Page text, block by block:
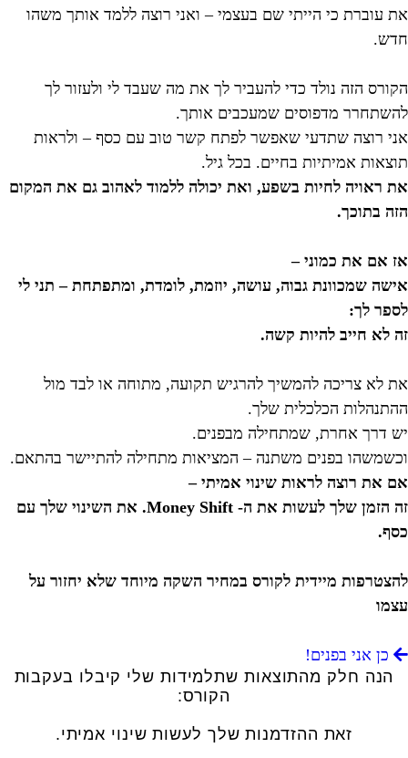
את עוברת כי הייתי שם בעצמי – ואני רוצה ללמד אותך משהו
חדש.
הקורס הזה נולד כדי להעביר לך את מה שעבד לי ולעזור לך
להשתחרר מדפוסים שמעכבים אותך.
אני רוצה שתדעי שאפשר לפתח קשר טוב עם כסף – ולראות
תוצאות אמיתיות בחיים. בכל גיל.
את ראויה לחיות בשפע, ואת יכולה ללמוד לאהוב גם את המקום
הזה בתוכך.
אז אם את כמוני –
אישה שמכוונת גבוה, עושה, יוזמת, לומדת, ומתפתחת – תני לי
לספר לך:
זה לא חייב להיות קשה.
את לא צריכה להמשיך להרגיש תקועה, מתוחה או לבד מול
ההתנהלות הכלכלית שלך.
יש דרך אחרת, שמתחילה מבפנים.
וכשמשהו בפנים משתנה – המציאות מתחילה להתיישר בהתאם.
אם את רוצה לראות שינוי אמיתי –
זה הזמן שלך לעשות את ה- Money Shift. את השינוי שלך עם
כסף.
להצטרפות מיידית לקורס במחיר השקה מיוחד שלא יחזור על
עצמו
כן אני בפנים!
הנה חלק מהתוצאות שתלמידות שלי קיבלו בעקבות
הקורס:
זאת ההזדמנות שלך לעשות שינוי אמיתי.